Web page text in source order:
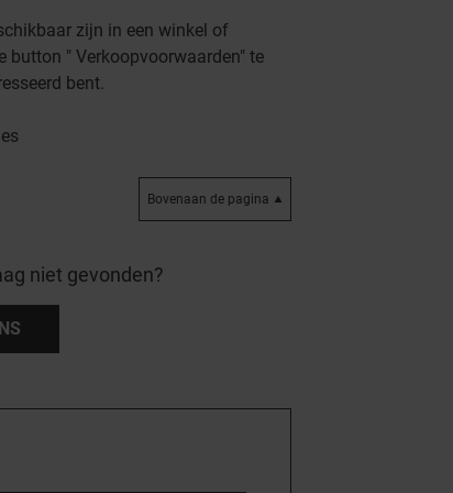
zijn in een winkel of
button " Verkoopvoorwaarden" te
bent.
Bovenaan de pagina
niet gevonden?